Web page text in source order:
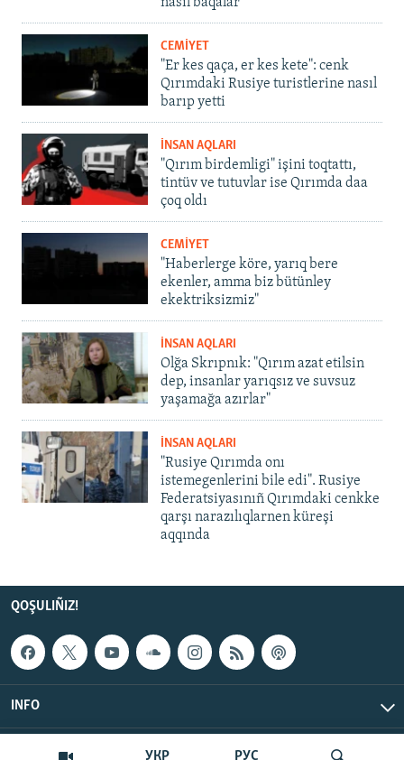
УКР РУС
nasıl baqalar
CEMİYET
"Er kes qaça, er kes kete": cenk
Qırımdaki Rusiye turistlerine nasıl
barıp yetti
İNSAN AQLARI
"Qırım birdemligi" işini toqtattı,
tintüv ve tutuvlar ise Qırımda daa
çoq oldı
CEMİYET
"Haberlerge köre, yarıq bere
ekenler, amma biz bütünley
ekektriksizmiz"
İNSAN AQLARI
Olğa Skrıpnık: "Qırım azat etilsin
dep, insanlar yarıqsız ve suvsuz
yaşamağa azırlar"
İNSAN AQLARI
"Rusiye Qırımda onı
istemegenlerini bile edi". Rusiye
Federatsiyasınıñ Qırımdaki cenkke
qarşı narazılıqlarnen küreşi
aqqında
QOŞULIÑIZ!
INFO
© Qırım.Aqiqat, 2026 | All Rights Reserved.